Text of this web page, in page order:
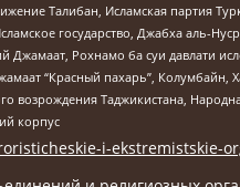
Талибан, Исламская партия
государство, Джабха аль-
Джамаат, Рохнамо ба суи давлати
“Красный пахарь”,
возрождения Таджикистана,
корпус
i-ekstremistskie-